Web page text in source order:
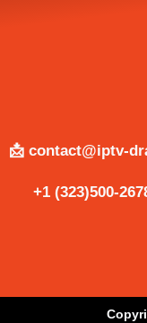
📩 contact@iptv-
+1 (323)500-